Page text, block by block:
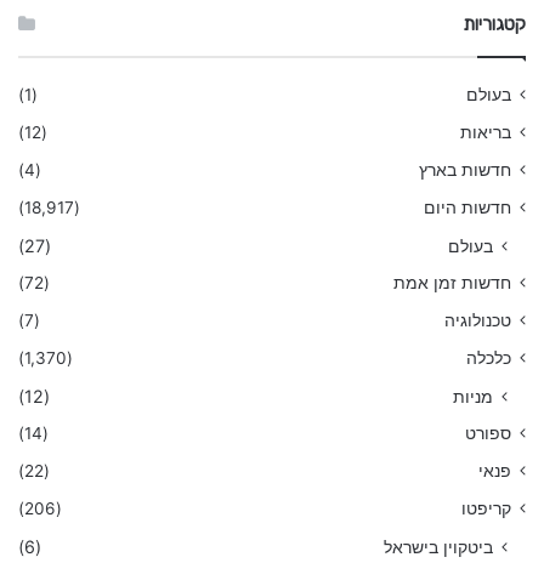
קטגוריות
בעולם
(1)
בריאות
(12)
חדשות בארץ
(4)
חדשות היום
(18,917)
בעולם (27)
חדשות זמן אמת
(72)
טכנולוגיה
(7)
כלכלה
(1,370)
מניות (12)
ספורט
(14)
פנאי
(22)
קריפטו
(206)
ביטקוין בישראל (6)